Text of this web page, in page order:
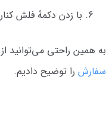
با زدن دکمۀ فلش
به همین راحتی می‌توانید
سفارش را توضیح دادیم.